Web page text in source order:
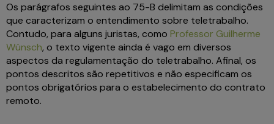
Os parágrafos seguintes ao 75-B delimitam as condições
que caracterizam o entendimento sobre teletrabalho.
Contudo, para alguns juristas, como Professor Guilherme
Wünsch, o texto vigente ainda é vago em diversos
aspectos da regulamentação do teletrabalho. Afinal, os
pontos descritos são repetitivos e não especificam os
pontos obrigatórios para o estabelecimento do contrato
remoto.